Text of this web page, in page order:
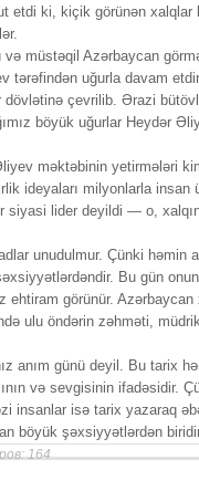
etdi ki, kiçik görünən xalqlar
və müstəqil Azərbaycan
tərəfindən uğurla davam
çevrilib. Ərazi
böyük uğurlar Heydər
məktəbinin yetirmələri
ideyaları milyonlarla insan
lider deyildi — o,
unudulmur. Çünki həmin
Bu gün
ehtiram görünür. Azərbaycan
ulu öndərin zəhməti,
anım günü deyil. Bu tarix
və sevgisinin ifadəsidir.
insanlar isə tarix yazaraq
böyük şəxsiyyətlərdən
164